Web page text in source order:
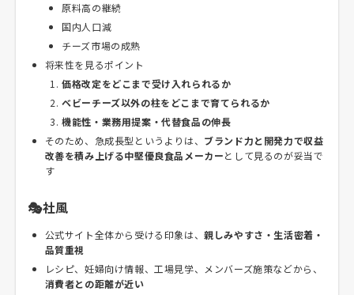
原料高の継続
国内人口減
チーズ市場の成熟
将来性を見るポイント
価格改定をどこまで受け入れられるか
ベビーチーズ以外の柱をどこまで育てられるか
機能性・業務用提案・代替食品の伸長
そのため、急成長型というよりは、 ブランド力と開発力で収益
改善を積み上げる中堅優良食品メーカーとして見るのが妥当で
す
🎭社風
公式サイト全体から受ける印象は、親しみやすさ・生活密着・
品質重視
レシピ、妊婦向け情報、工場見学、メンバーズ施策などから、
消費者との距離が近い